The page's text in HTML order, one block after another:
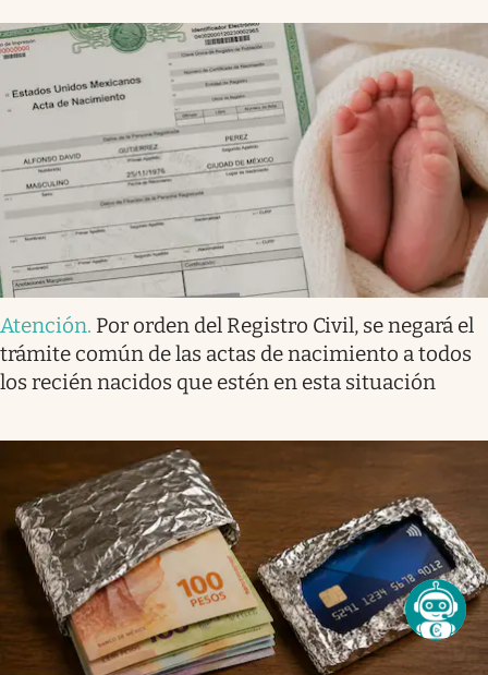
Atención. Por orden del Registro Civil, se negará el
trámite común de las actas de nacimiento a todos
los recién nacidos que estén en esta situación